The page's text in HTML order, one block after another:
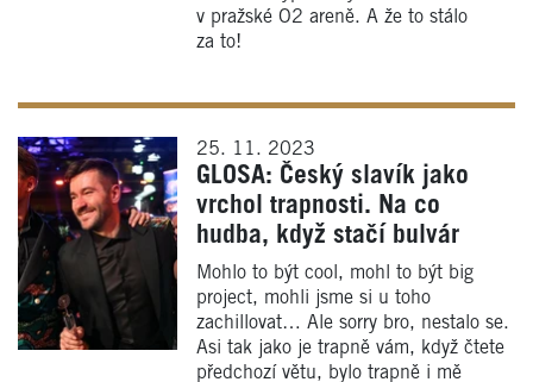
v pražské O2 areně. A že to stálo
za to!
25. 11. 2023
GLOSA: Český slavík jako
vrchol trapnosti. Na co
hudba, když stačí bulvár
Mohlo to být cool, mohl to být big
project, mohli jsme si u toho
zachillovat… Ale sorry bro, nestalo se.
Asi tak jako je trapně vám, když čtete
předchozí větu, bylo trapně i mě